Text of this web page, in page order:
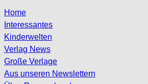
Home
Interessantes
Kinderwelten
Verlag News
Große Verlage
Aus unseren Newslettern